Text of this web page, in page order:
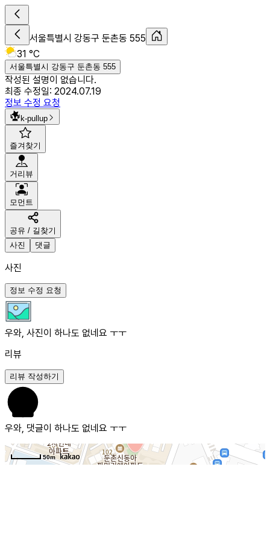
서울특별시 강동구 둔촌동 555
31 °C
서울특별시 강동구 둔촌동 555
작성된 설명이 없습니다.
최종 수정일: 2024.07.19
정보 수정 요청
k-pullup
즐겨찾기
거리뷰
모먼트
공유 / 길찾기
사진
댓글
사진
정보 수정 요청
우와, 사진이 하나도 없네요 ㅜㅜ
리뷰
리뷰 작성하기
우와, 댓글이 하나도 없네요 ㅜㅜ
50m